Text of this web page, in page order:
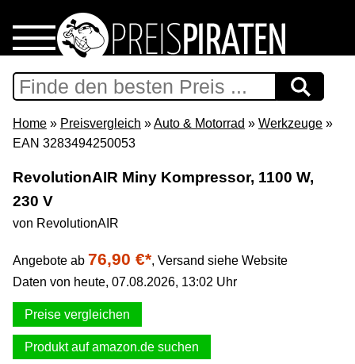
Home
Download
Support & Newsletter
Presse
Datenschutz
Impressum
Home » Preisvergleich »Auto & Motorrad » Werkzeuge »
EAN 3283494250053
RevolutionAIR Miny Kompressor, 1100 W,
230 V
von RevolutionAIR
Angebote ab 76,90 €*, Versand siehe Website
Daten von heute, 07.08.2026, 13:02 Uhr
Preise vergleichen
Produkt auf amazon.de suchen